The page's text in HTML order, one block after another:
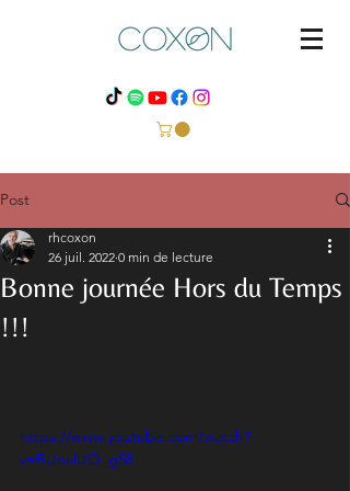
Post
Bonne journée Hors du Temps
!!!
rhcoxon
26 juil. 2022 0 min de lecture
https://www.youtube.com/watch?
v=BUoklUO_g58